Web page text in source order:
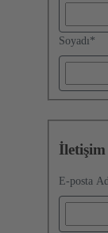
Soyadı*
E-posta